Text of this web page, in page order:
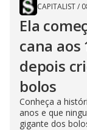
CAPITALIST/
Ela
cana aos
depois
bolos
Conheça a
anos e que
gigante dos